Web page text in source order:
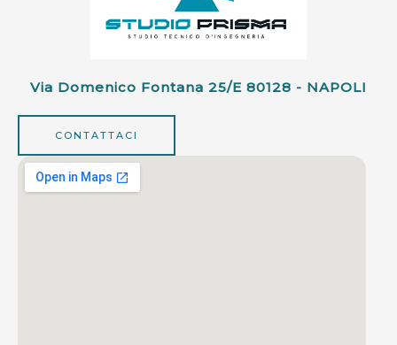
Via Domenico Fontana 25/e 80128 - NAPOLI
CONTATTACI